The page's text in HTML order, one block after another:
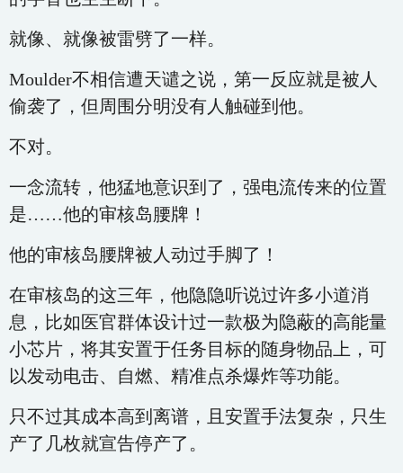
就像、就像被雷劈了一样。
Moulder不相信遭天谴之说，第一反应就是被人
偷袭了，但周围分明没有人触碰到他。
不对。
一念流转，他猛地意识到了，强电流传来的位置
是……他的审核岛腰牌！
他的审核岛腰牌被人动过手脚了！
在审核岛的这三年，他隐隐听说过许多小道消
息，比如医官群体设计过一款极为隐蔽的高能量
小芯片，将其安置于任务目标的随身物品上，可
以发动电击、自燃、精准点杀爆炸等功能。
只不过其成本高到离谱，且安置手法复杂，只生
产了几枚就宣告停产了。